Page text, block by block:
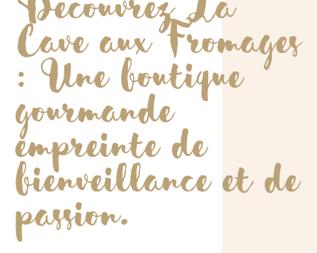
Cave aux Fromages
: Une boutique
gourmande
empreinte de
bienveillance et de
passion.